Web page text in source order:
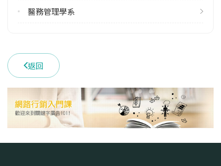
醫務管理學系
返回